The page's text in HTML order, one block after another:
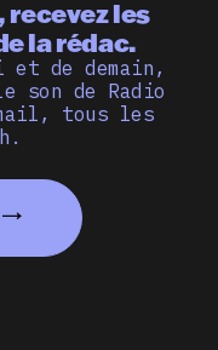
recevez les
la rédac.
et de demain,
son de Radio
tous les